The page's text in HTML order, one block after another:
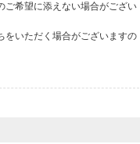
希望に添えない場合がござい
いただく場合がございますの